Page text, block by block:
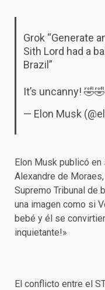
Grok “Generate
Sith Lord had a
Brazil”
It’s uncanny! 🤣🤣
— Elon Musk
Elon Musk publicó en
Alexandre de
Supremo Tribunal de
una imagen como si
bebé y él se
inquietante!»
El conflicto entre el